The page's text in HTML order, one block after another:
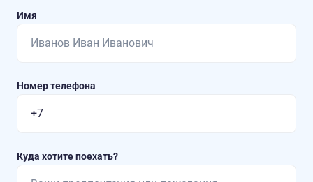
Имя
Номер телефона
Куда хотите поехать?